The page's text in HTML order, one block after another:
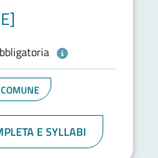
E SYLLABI